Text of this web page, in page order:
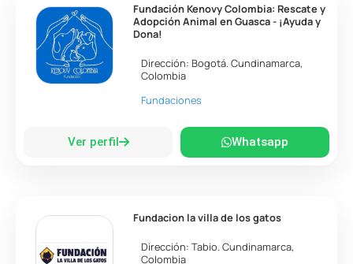
Fundación Kenovy Colombia: Rescate y
Adopción Animal en Guasca - ¡Ayuda y
Dona!
Dirección: Bogotá.Cundinamarca,
Colombia
Fundaciones
Ver perfil Whatsapp
Fundacion la villa de los gatos
Dirección:Tabio.Cundinamarca,
Colombia